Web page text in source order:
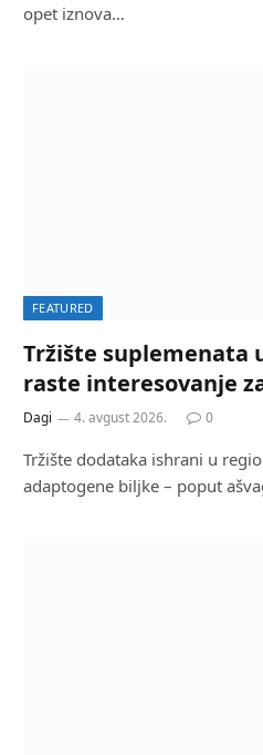
opet iznova…
FEATURED
Tržište suplemenata
raste interesovanje
Dagi 4. avgust 2026. 0
Tržište dodataka ishrani u
adaptogene biljke – poput